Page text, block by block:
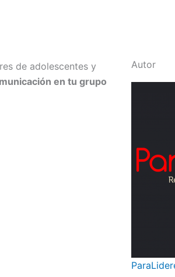
de adolescentes y
en tu grupo
Autor